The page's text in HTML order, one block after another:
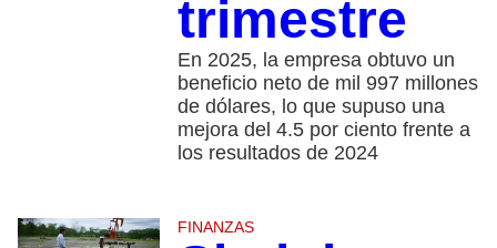
trimestre
En 2025, la empresa obtuvo un
beneficio neto de mil 997 millones
de dólares, lo que supuso una
mejora del 4.5 por ciento frente a
los resultados de 2024
FINANZAS